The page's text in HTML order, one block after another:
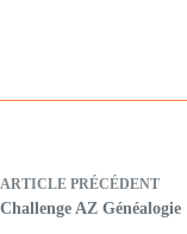
ARTICLE PRÉCÉDENT
Challenge AZ Généalogie